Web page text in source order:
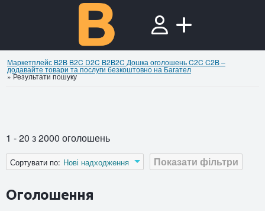
Маркетплейс B2B B2C D2C B2B2C Дошка оголошень C2C C2B –
додавайте товари та послуги безкоштовно на Багател
»Результати пошуку
1 - 20 з 2000 оголошень
Показати фільтри
Сортувати по: Нові надходження
Оголошення